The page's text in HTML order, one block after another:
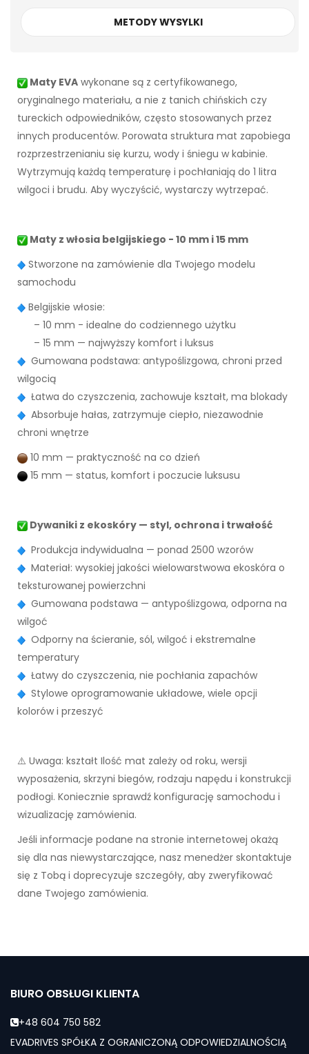
METODY WYSYLKI
Maty EVA wykonane są z certyfikowanego,
oryginalnego materiału, a nie z tanich chińskich czy
tureckich odpowiedników, często stosowanych przez
innych producentów. Porowata struktura mat zapobiega
rozprzestrzenianiu się kurzu, wody i śniegu w kabinie.
Wytrzymują każdą temperaturę i pochłaniają do 1 litra
wilgoci i brudu. Aby wyczyścić, wystarczy wytrzepać.
Maty z włosia belgijskiego - 10 mm i 15 mm
Stworzone na zamówienie dla Twojego modelu
samochodu
Belgijskie włosie:
– 10 mm - idealne do codziennego użytku
– 15 mm — najwyższy komfort i luksus
Gumowana podstawa: antypoślizgowa, chroni przed
wilgocią
Łatwa do czyszczenia, zachowuje kształt, ma blokady
Absorbuje hałas, zatrzymuje ciepło, niezawodnie
chroni wnętrze
10 mm — praktyczność na co dzień
15 mm — status, komfort i poczucie luksusu
Dywaniki z ekoskóry — styl, ochrona i trwałość
Produkcja indywidualna — ponad 2500 wzorów
Materiał: wysokiej jakości wielowarstwowa ekoskóra o
teksturowanej powierzchni
Gumowana podstawa — antypoślizgowa, odporna na
wilgoć
Odporny na ścieranie, sól, wilgoć i ekstremalne
temperatury
Łatwy do czyszczenia, nie pochłania zapachów
Stylowe oprogramowanie układowe, wiele opcji
kolorów i przeszyć
⚠️ Uwaga: kształt Ilość mat zależy od roku, wersji
wyposażenia, skrzyni biegów, rodzaju napędu i konstrukcji
podłogi. Koniecznie sprawdź konfigurację samochodu i
wizualizację zamówienia.
Jeśli informacje podane na stronie internetowej okażą
się dla nas niewystarczające, nasz menedżer skontaktuje
się z Tobą i doprecyzuje szczegóły, aby zweryfikować
dane Twojego zamówienia.
BIURO OBSŁUGI KLIENTA
+48 604 750 582
EVADRIVES SPÓŁKA Z OGRANICZONĄ ODPOWIEDZIALNOŚCIĄ